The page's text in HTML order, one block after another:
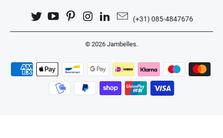
(+31) 085-4847676
© 2026 Jambelles.